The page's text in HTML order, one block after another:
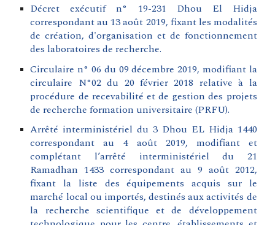
Décret exécutif n° 19-231 Dhou El Hidja
correspondant au 13 août 2019, fixant les modalités
de création, d'organisation et de fonctionnement
des laboratoires de recherche.
Circulaire n° 06 du 09 décembre 2019, modifiant la
circulaire N°02 du 20 février 2018 relative à la
procédure de recevabilité et de gestion des projets
de recherche formation universitaire (PRFU).
Arrêté interministériel du 3 Dhou EL Hidja 1440
correspondant au 4 août 2019, modifiant et
complétant l’arrêté interministériel du 21
Ramadhan 1433 correspondant au 9 août 2012,
fixant la liste des équipements acquis sur le
marché local ou importés, destinés aux activités de
la recherche scientifique et de développement